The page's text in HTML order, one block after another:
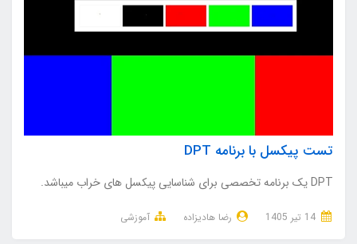
تست پیکسل با برنامه DPT
DPT یک برنامه تخصصی برای شناسایی پیکسل های خراب میباشد.
رضا هادیزاده آموزشی